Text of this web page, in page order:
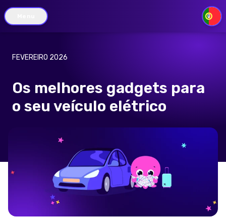
PT
FEVEREIRO 2026
Os melhores gadgets para
o seu veículo elétrico